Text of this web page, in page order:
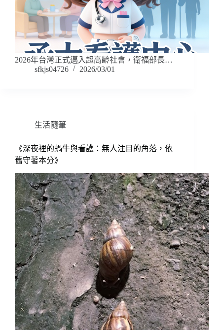
2026年台灣正式邁入超高齡社會，衛福部長…
sfkjs04726
2026/03/01
生活隨筆
《深夜裡的蝸牛與看護：無人注目的角落，依
舊守著本分》